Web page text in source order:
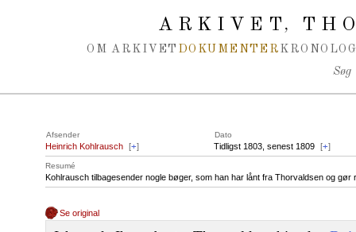
ARKIVET,
OM ARKIVET DOKUMENTER
Søg
Afsender Dato
Heinrich Kohlrausch [+] Tidligst 1803, senest 1809 [+]
Resumé
Kohlrausch tilbagesender nogle bøger, som han har lånt fra Thorvaldsen og
Se original